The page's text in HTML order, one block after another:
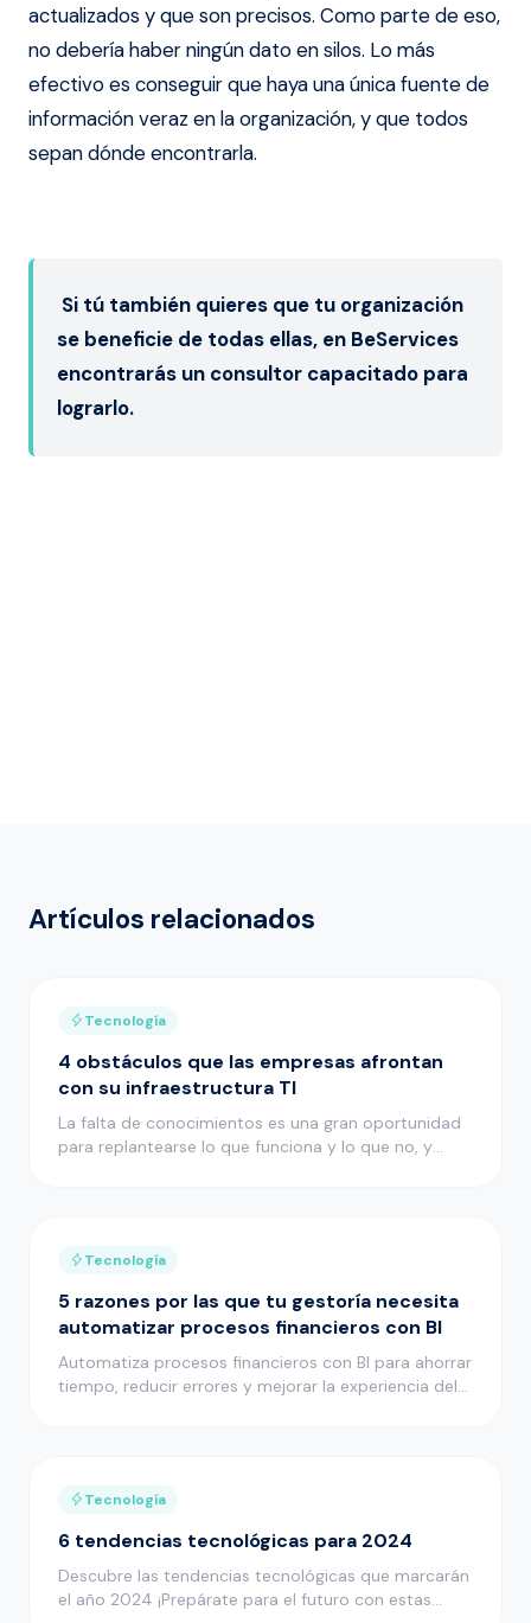
actualizados y que son precisos. Como parte de eso,
no debería haber ningún dato en silos. Lo más
efectivo es conseguir que haya una única fuente de
información veraz en la organización, y que todos
sepan dónde encontrarla.
Si tú también quieres que tu organización
se beneficie de todas ellas, en BeServices
encontrarás un consultor capacitado para
lograrlo.
Artículos relacionados
Tecnología
4 obstáculos que las empresas afrontan
con su infraestructura TI
La falta de conocimientos es una gran oportunidad
para replantearse lo que funciona y lo que no, y
Tecnología
5 razones por las que tu gestoría necesita
automatizar procesos financieros con BI
Automatiza procesos financieros con BI para ahorrar
tiempo, reducir errores y mejorar la experiencia del
Tecnología
6 tendencias tecnológicas para 2024
Descubre las tendencias tecnológicas que marcarán
el año 2024 ¡Prepárate para el futuro con estas